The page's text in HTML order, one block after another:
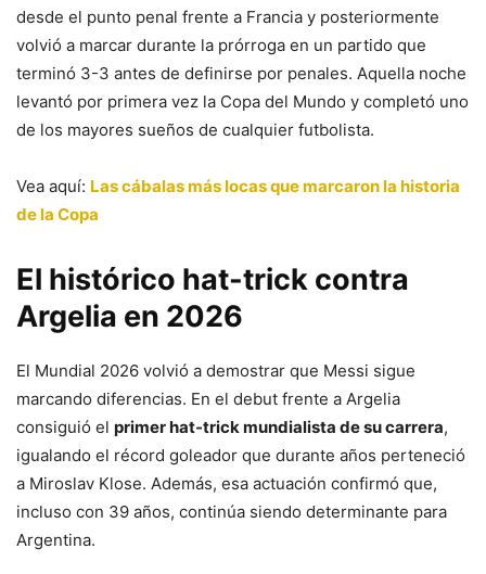
desde el punto penal frente a Francia y posteriormente
volvió a marcar durante la prórroga en un partido que
terminó 3-3 antes de definirse por penales. Aquella noche
levantó por primera vez la Copa del Mundo y completó uno
de los mayores sueños de cualquier futbolista.
Vea aquí: Las cábalas más locas que marcaron la historia
de la Copa
El histórico hat-trick contra
Argelia en 2026
El Mundial 2026 volvió a demostrar que Messi sigue
marcando diferencias. En el debut frente a Argelia
consiguió el primer hat-trick mundialista de su carrera,
igualando el récord goleador que durante años perteneció
a Miroslav Klose. Además, esa actuación confirmó que,
incluso con 39 años, continúa siendo determinante para
Argentina.